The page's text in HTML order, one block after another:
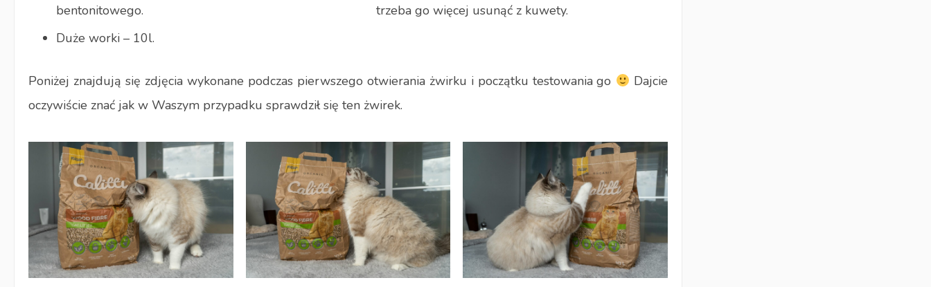
bentonitowego.
Duże worki – 10l.
trzeba go więcej usunąć z kuwety.
Poniżej znajdują się zdjęcia wykonane podczas pierwszego otwierania żwirku i początku testowania go
Dajcie
oczywiście znać jak w Waszym przypadku sprawdził się ten żwirek.